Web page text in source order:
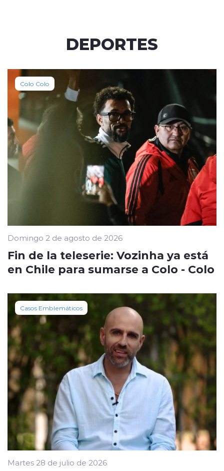
DEPORTES
Colo Colo
Domingo 2 de agosto de 2026
Fin de la teleserie: Vozinha ya está
en Chile para sumarse a Colo - Colo
Casos Emblemáticos
Martes 28 de julio de 2026